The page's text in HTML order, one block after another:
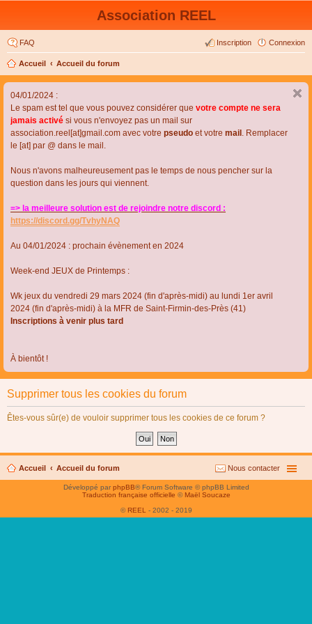
Association REEL
FAQ Connexion
Inscription
Accueil Accueil du forum
04/01/2024 :
Le spam est tel que vous pouvez considérer que votre compte ne sera
jamais activé si vous n'envoyez pas un mail sur
association.reel[at]gmail.com avec votre pseudo et votre mail . Remplacer
le [at] par @ dans le mail.
Nous n'avons malheureusement pas le temps de nous pencher sur la
question dans les jours qui viennent.
=> la meilleure solution est de rejoindre notre discord :
https://discord.gg/TvhyNAQ
Au 04/01/2024 : prochain évènement en 2024
Week-end JEUX de Printemps :
Wk jeux du vendredi 29 mars 2024 (fin d'après-midi) au lundi 1er avril
2024 (fin d'après-midi) à la MFR de Saint-Firmin-des-Près (41)
Inscriptions à venir plus tard
À bientôt !
Supprimer tous les cookies du forum
Êtes-vous sûr(e) de vouloir supprimer tous les cookies de ce forum ?
Accueil Accueil du forum Nous contacter
Développé parphpBB® Forum Software © phpBB Limited
Traduction française officielle © Maël Soucaze
© REEL - 2002 - 2019